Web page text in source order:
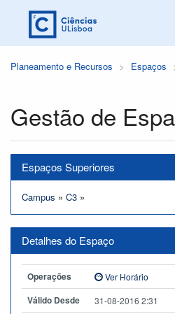
Planeamento e Recursos Espaços
Gestão de
Espaços Superiores
Campus » C3 »
Detalhes do Espaço
Operações Ver Horário
Válido Desde 31-08-2016 2:31